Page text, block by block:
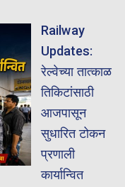
Railway
Updates:
रेल्वेच्या तात्काळ
तिकिटांसाठी
आजपासून
सुधारित टोकन
प्रणाली
कार्यान्वित